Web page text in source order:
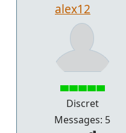
alex12
Discret
Messages: 5